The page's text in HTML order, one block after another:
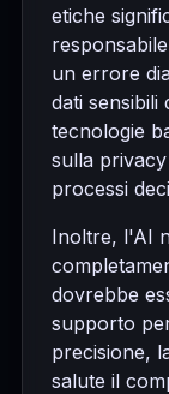
etiche
un errore
dati sensibili
tecnologie
sulla
processi
Inoltre, l'AI
dovrebbe
supporto
precisione,
salute il